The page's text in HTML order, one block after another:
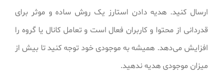
ارسال کنید. هدیه دادن استارز یک روش ساده و موثر برای
قدردانی از محتوا و کاربران فعال است و تعامل کانال یا گروه را
افزایش می‌دهد. همیشه به موجودی خود توجه کنید تا بیش از
میزان موجودی هدیه ندهید.